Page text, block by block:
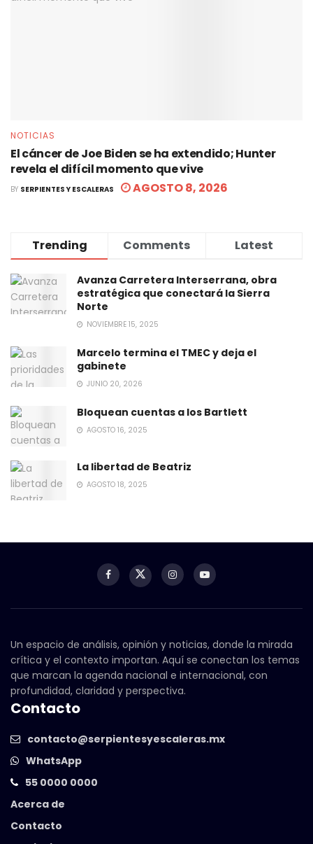
NOTICIAS
El cáncer de Joe Biden se ha extendido; Hunter
revela el difícil momento que vive
BY SERPIENTES Y ESCALERAS AGOSTO 8, 2026
Trending Comments Latest
Avanza Carretera Interserrana, obra
estratégica que conectará la Sierra
Norte
NOVIEMBRE 15, 2025
Marcelo termina el TMEC y deja el
gabinete
JUNIO 20, 2026
Bloquean cuentas a los Bartlett
AGOSTO 16, 2025
La libertad de Beatriz
AGOSTO 18, 2025
Un espacio de análisis, opinión y noticias, donde la mirada
crítica y el contexto importan. Aquí se conectan los temas
que marcan la agenda nacional e internacional, con
profundidad, claridad y perspectiva.
Contacto
contacto@serpientesyescaleras.mx
WhatsApp
55 0000 0000
Acerca de
Contacto